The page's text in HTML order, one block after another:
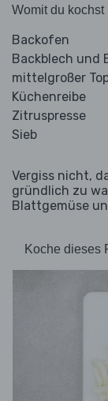
Womit du kochst
Backofen
Backblech und
mittelgroßer
Küchenreibe
Zitruspresse
Sieb
Vergiss nicht,
gründlich zu
Blattgemüse
Koche dieses